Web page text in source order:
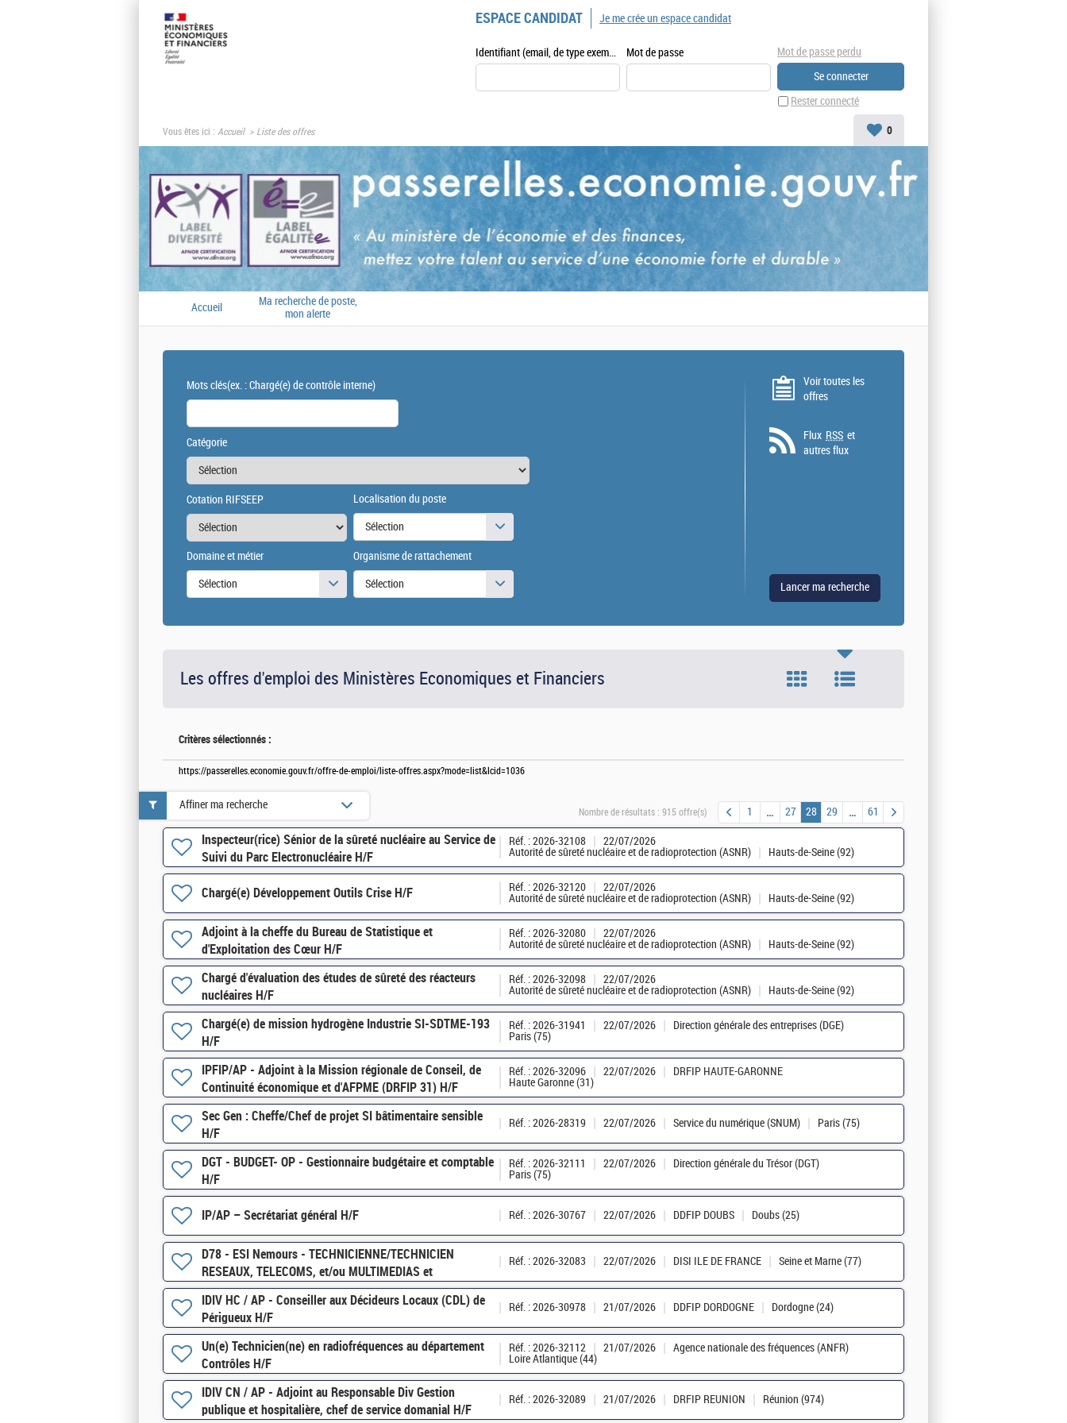
ESPACE CANDIDAT
Identifiant (email, de type exemple@exemple.fr) Mot de passe
Rester connecté
Mot de passe perdu
Je me crée un espace candidat
Vous êtes ici : Accueil Liste des offres 0
Accueil
Ma recherche de poste,
mon alerte
Mots clés(ex. : Chargé(e) de contrôle interne)
Catégorie
Cotation RIFSEEP Localisation du poste
Sélection
Domaine et métier
Sélection
Organisme de rattachement
Sélection
Voir toutes les
offres
Flux RSS et
autres flux
Les offres d'emploi des Ministères Economiques et Financiers
Critères sélectionnés :
https://passerelles.economie.gouv.fr/offre-de-emploi/liste-offres.aspx?mode=list&lcid=1036
Nombre de résultats : 915 offre(s) 1 27 28 29 61
Inspecteur(rice) Sénior de la sûreté nucléaire au Service de
Suivi du Parc Electronucléaire H/F
Réf. : 2026-32108
22/07/2026
Autorité de sûreté nucléaire et de radioprotection (ASNR)
Hauts-de-Seine (92)
Chargé(e) Développement Outils Crise H/F Réf. : 2026-32120
22/07/2026
Autorité de sûreté nucléaire et de radioprotection (ASNR)
Hauts-de-Seine (92)
Adjoint à la cheffe du Bureau de Statistique et
d'Exploitation des Cœur H/F
Réf. : 2026-32080
22/07/2026
Autorité de sûreté nucléaire et de radioprotection (ASNR)
Hauts-de-Seine (92)
Chargé d'évaluation des études de sûreté des réacteurs
nucléaires H/F
Réf. : 2026-32098
22/07/2026
Autorité de sûreté nucléaire et de radioprotection (ASNR)
Hauts-de-Seine (92)
Chargé(e) de mission hydrogène Industrie SI-SDTME-193
H/F
Réf. : 2026-31941 22/07/2026
Direction générale des entreprises (DGE)
Paris (75)
IPFIP/AP - Adjoint à la Mission régionale de Conseil, de
Continuité économique et d'AFPME (DRFIP 31) H/F
Réf. : 2026-32096 22/07/2026
DRFIP HAUTE-GARONNE
Haute Garonne (31)
Sec Gen : Cheffe/Chef de projet SI bâtimentaire sensible
H/F
Réf. : 2026-28319 22/07/2026 Service du numérique (SNUM) Paris (75)
DGT - BUDGET- OP - Gestionnaire budgétaire et comptable
H/F
Réf. : 2026-32111 22/07/2026
Direction générale du Trésor (DGT)
Paris (75)
IP/AP – Secrétariat général H/F Réf. : 2026-30767 22/07/2026 DDFIP DOUBS Doubs (25)
D78 - ESI Nemours - TECHNICIENNE/TECHNICIEN
RESEAUX, TELECOMS, et/ou MULTIMEDIAS et
MAINTENANCE H/F
Réf. : 2026-32083 22/07/2026 DISI ILE DE FRANCE Seine et Marne (77)
IDIV HC / AP - Conseiller aux Décideurs Locaux (CDL) de
Périgueux H/F
Réf. : 2026-30978 21/07/2026 DDFIP DORDOGNE Dordogne (24)
Un(e) Technicien(ne) en radiofréquences au département
Contrôles H/F
Réf. : 2026-32112 21/07/2026
Agence nationale des fréquences (ANFR)
Loire Atlantique (44)
IDIV CN / AP - Adjoint au Responsable Div Gestion
publique et hospitalière, chef de service domanial H/F
Réf. : 2026-32089 21/07/2026 DRFIP REUNION Réunion (974)
Affiner ma recherche